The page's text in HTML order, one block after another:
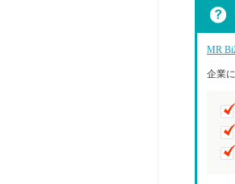
MR
企業